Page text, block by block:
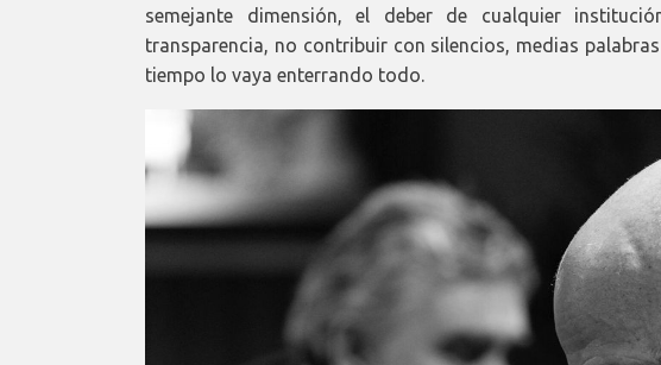
semejante dimensión, el deber de cualquier
transparencia, no contribuir con silencios, medias
tiempo lo vaya enterrando todo.